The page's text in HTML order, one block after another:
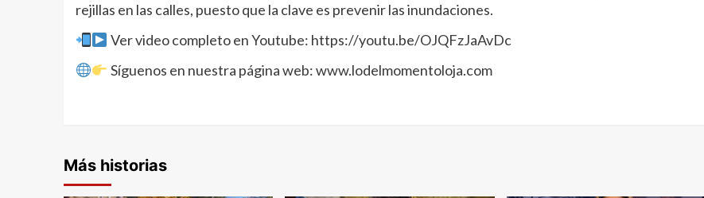
rejillas en las calles, puesto que la clave es prevenir las inundaciones.
Ver video completo en Youtube: https://youtu.be/OJQFzJaAvDc
Síguenos en nuestra página web: www.lodelmomentoloja.com
Más historias